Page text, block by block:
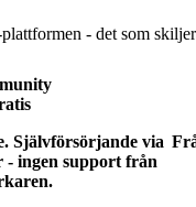
- det som
Självförsörjande via
- ingen support från